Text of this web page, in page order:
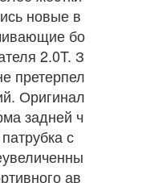
новые в
бо
2.0T. З
претерпел
Оригинал
задней ч
с
ав